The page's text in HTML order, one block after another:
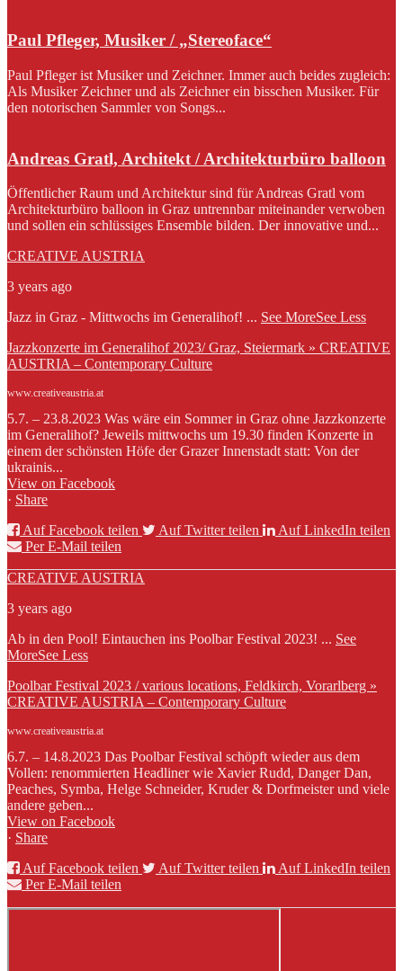
Paul Pfleger, Musiker / „Stereoface“
Paul Pfleger ist Musiker und Zeichner. Immer auch beides zugleich:
Als Musiker Zeichner und als Zeichner ein bisschen Musiker. Für
den notorischen Sammler von Songs...
Andreas Gratl, Architekt / Architekturbüro balloon
Öffentlicher Raum und Architektur sind für Andreas Gratl vom
Architekturbüro balloon in Graz untrennbar miteinander verwoben
und sollen ein schlüssiges Ensemble bilden. Der innovative und...
CREATIVE AUSTRIA
3 years ago
Jazz in Graz - Mittwochs im Generalihof! ... See MoreSee Less
Jazzkonzerte im Generalihof 2023/ Graz, Steiermark » CREATIVE
AUSTRIA – Contemporary Culture
www.creativeaustria.at
5.7. – 23.8.2023 Was wäre ein Sommer in Graz ohne Jazzkonzerte
im Generalihof? Jeweils mittwochs um 19.30 finden Konzerte in
einem der schönsten Höfe der Grazer Innenstadt statt: Von der
ukrainis...
View on Facebook
· Share
Auf Facebook teilen
Auf Twitter teilen
Auf LinkedIn teilen
Per E-Mail teilen
CREATIVE AUSTRIA
3 years ago
Ab in den Pool! Eintauchen ins Poolbar Festival 2023! ... See
MoreSee Less
Poolbar Festival 2023 / various locations, Feldkirch, Vorarlberg »
CREATIVE AUSTRIA – Contemporary Culture
www.creativeaustria.at
6.7. – 14.8.2023 Das Poolbar Festival schöpft wieder aus dem
Vollen: renommierten Headliner wie Xavier Rudd, Danger Dan,
Peaches, Symba, Helge Schneider, Kruder & Dorfmeister und viele
andere geben...
View on Facebook
· Share
Auf Facebook teilen
Auf Twitter teilen
Auf LinkedIn teilen
Per E-Mail teilen